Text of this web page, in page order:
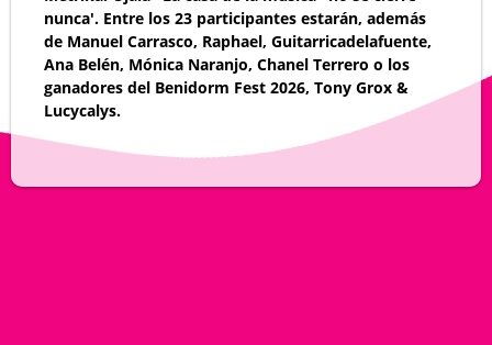
nunca'. Entre los 23 participantes estarán, además
de Manuel Carrasco, Raphael, Guitarricadelafuente,
Ana Belén, Mónica Naranjo, Chanel Terrero o los
ganadores del Benidorm Fest 2026, Tony Grox &
Lucycalys.